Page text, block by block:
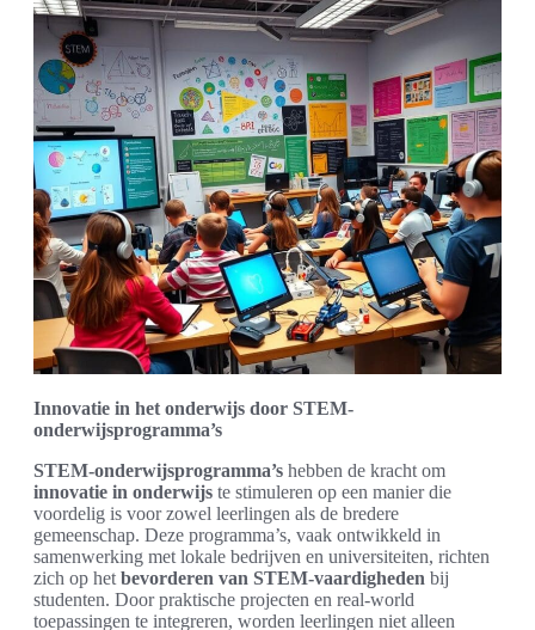
Innovatie in het onderwijs door STEM-
onderwijsprogramma’s
STEM-onderwijsprogramma’s hebben de kracht om
innovatie in onderwijs te stimuleren op een manier die
voordelig is voor zowel leerlingen als de bredere
gemeenschap. Deze programma’s, vaak ontwikkeld in
samenwerking met lokale bedrijven en universiteiten, richten
zich op het bevorderen van STEM-vaardigheden bij
studenten. Door praktische projecten en real-world
toepassingen te integreren, worden leerlingen niet alleen